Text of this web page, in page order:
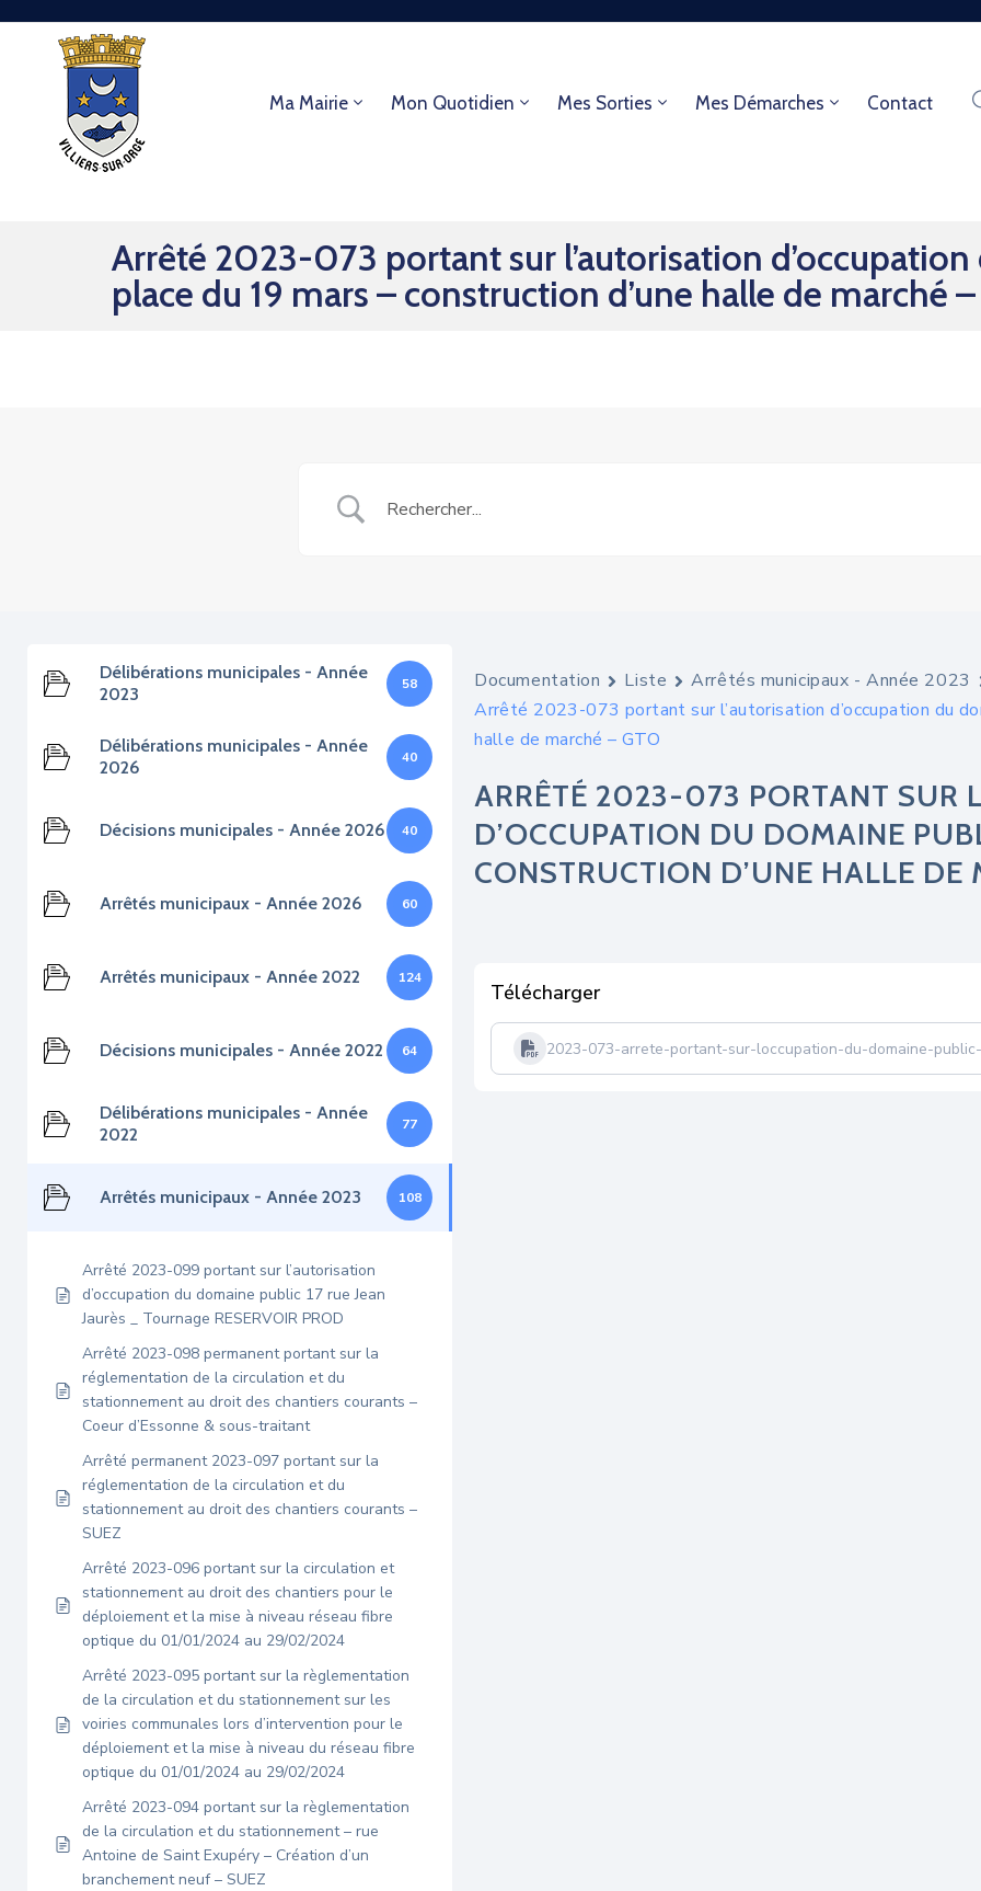
Ma Mairie Mon Quotidien Mes Sorties Mes Démarches Contact
Arrêté 2023-073 portant sur l’autorisation
place du 19 mars – construction d’une halle de marché –
Délibérations municipales - Année
2023
58
Délibérations municipales - Année
2026
40
Décisions municipales - Année 2026 40
Arrêtés municipaux - Année 2026 60
Arrêtés municipaux - Année 2022 124
Décisions municipales - Année 2022 64
Délibérations municipales - Année
2022
77
Arrêtés municipaux - Année 2023 108
Arrêté 2023-099 portant sur l’autorisation
d’occupation du domaine public 17 rue Jean
Jaurès _ Tournage RESERVOIR PROD
Arrêté 2023-098 permanent portant sur la
réglementation de la circulation et du
stationnement au droit des chantiers courants –
Coeur d’Essonne & sous-traitant
Arrêté permanent 2023-097 portant sur la
réglementation de la circulation et du
stationnement au droit des chantiers courants –
SUEZ
Arrêté 2023-096 portant sur la circulation et
stationnement au droit des chantiers pour le
déploiement et la mise à niveau réseau fibre
optique du 01/01/2024 au 29/02/2024
Arrêté 2023-095 portant sur la règlementation
de la circulation et du stationnement sur les
voiries communales lors d’intervention pour le
déploiement et la mise à niveau du réseau fibre
optique du 01/01/2024 au 29/02/2024
Arrêté 2023-094 portant sur la règlementation
de la circulation et du stationnement – rue
Antoine de Saint Exupéry – Création d’un
branchement neuf – SUEZ
Documentation Liste
Arrêtés municipaux - Année 2023
Arrêté 2023-073 portant sur l’autorisation d’occupation du
halle de marché – GTO
ARRÊTÉ 2023-073 PORTANT SUR
D’OCCUPATION DU DOMAINE
CONSTRUCTION D’UNE HALLE DE
Télécharger
2023-073-arrete-portant-sur-loccupation-du-domaine-